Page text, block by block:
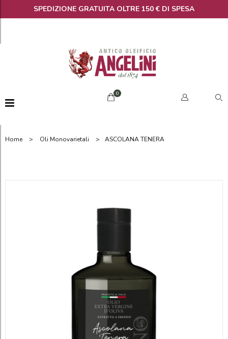
SPEDIZIONE GRATUITA OLTRE 150 € DI SPESA
0
Home > Oli Monovarietali > ASCOLANA TENERA